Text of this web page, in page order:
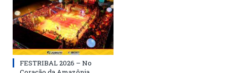
FESTRIBAL 2026 – No